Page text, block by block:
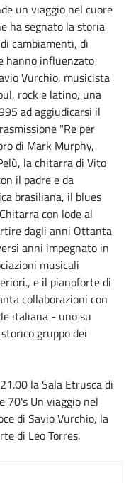
un viaggio nel cuore
ha segnato la storia
cambiamenti, di
hanno influenzato
Vurchio, musicista
rock e latino, una
ad aggiudicarsi il
"Re per
di Mark Murphy,
la chitarra di Vito
il padre e da
brasiliana, il blues
con lode al
dagli anni Ottanta
anni impegnato in
musicali
e il pianoforte di
collaborazioni con
italiana - uno su
gruppo dei
la Sala Etrusca di
70's Un viaggio nel
di Savio Vurchio, la
di Leo Torres.